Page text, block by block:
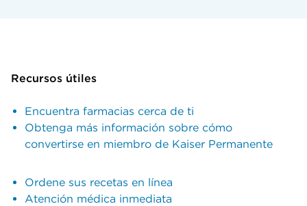
Recursos útiles
Encuentra farmacias cerca de ti
Obtenga más información sobre cómo
convertirse en miembro de Kaiser Permanente
Ordene sus recetas en línea
Atención médica inmediata